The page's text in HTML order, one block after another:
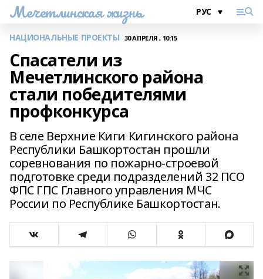
Мечетлинская жизнь
НАЦИОНАЛЬНЫЕ ПРОЕКТЫ 30 АПРЕЛЯ , 10:15
Спасатели из
Мечетлинского района
стали победителями
профконкурса
В селе Верхние Киги Кигинского района
Республики Башкортостан прошли
соревнования по пожарно-строевой
подготовке среди подразделений 32 ПСО
ФПС ГПС Главного управления МЧС
России по Республике Башкортостан.